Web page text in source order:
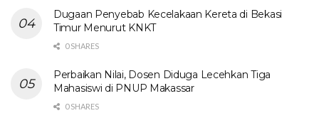
Dugaan Penyebab Kecelakaan Kereta di Bekasi
Timur Menurut KNKT
0 SHARES
Perbaikan Nilai, Dosen Diduga Lecehkan Tiga
Mahasiswi di PNUP Makassar
0 SHARES